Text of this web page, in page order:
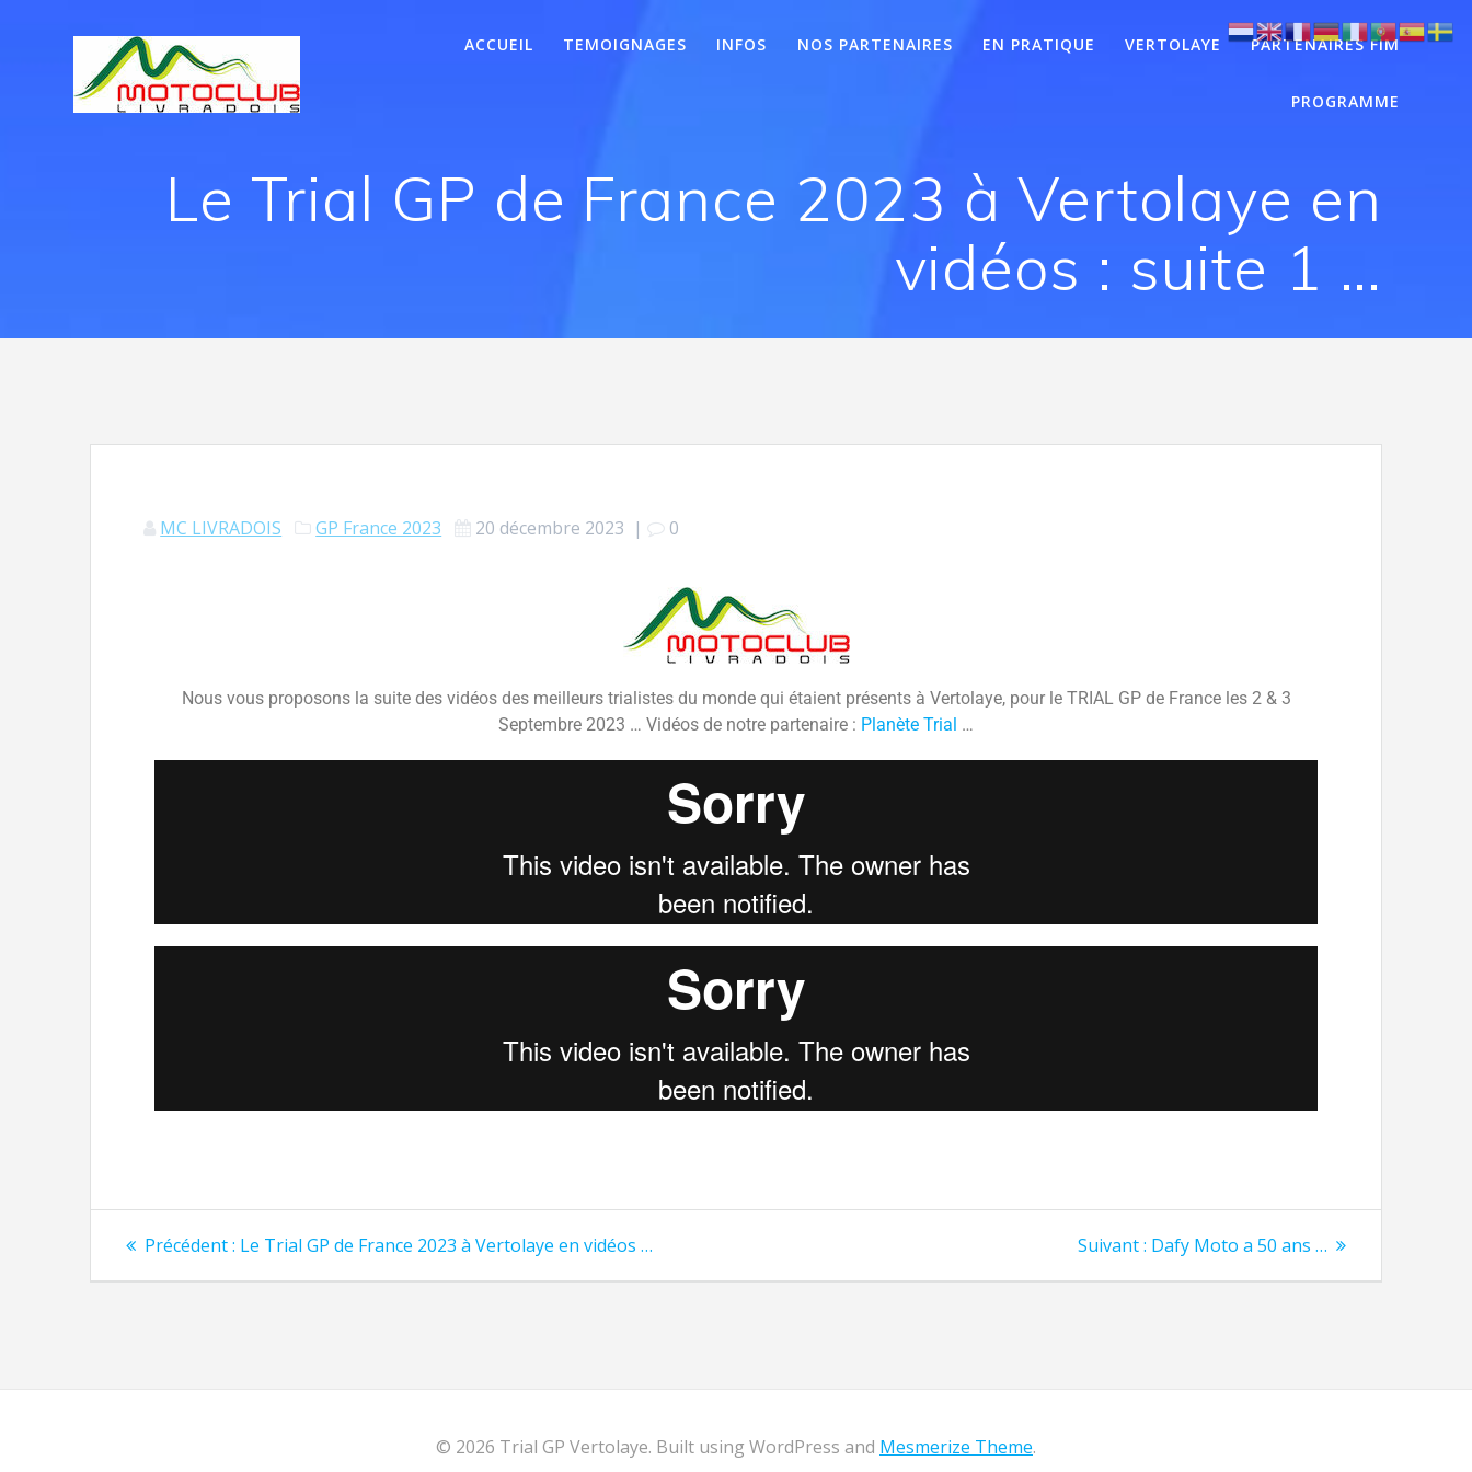
ACCUEIL TEMOIGNAGES INFOS NOS PARTENAIRES EN PRATIQUE VERTOLAYE PARTENAIRES FIM
PROGRAMME
Le Trial GP de France 2023 à Vertolaye en
vidéos : suite 1 …
MC LIVRADOIS GP France 2023 20 décembre 2023 | 0
Nous vous proposons la suite des vidéos des meilleurs trialistes du monde qui étaient présents à Vertolaye, pour le TRIAL GP de France les 2 & 3
Septembre 2023 … Vidéos de notre partenaire : Planète Trial …
Précédent : Le Trial GP de France 2023 à Vertolaye en vidéos … Suivant : Dafy Moto a 50 ans …
© 2026 Trial GP Vertolaye. Built using WordPress and Mesmerize Theme.